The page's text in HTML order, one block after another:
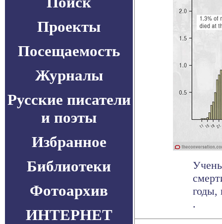
Проекты
Посещаемость
Журналы
Русские писатели
и поэты
Избранное
Библиотеки
Фотоархив
ИНТЕРНЕТ
годы,
.